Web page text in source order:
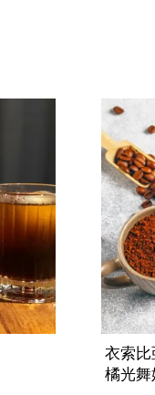
衣索比
橘光舞